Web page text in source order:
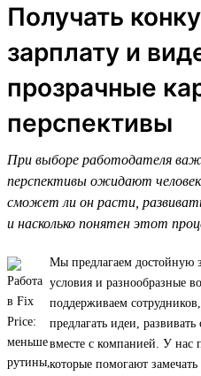
Получать
зарплату и
прозрачные
перспективы
При выборе работодателя
перспективы ожидают
сможет ли он расти,
и насколько понятен этот
Мы предлагаем достойную
условия и разнообразные
поддерживаем
предлагать идеи,
вместе с компанией. У нас
которые помогают